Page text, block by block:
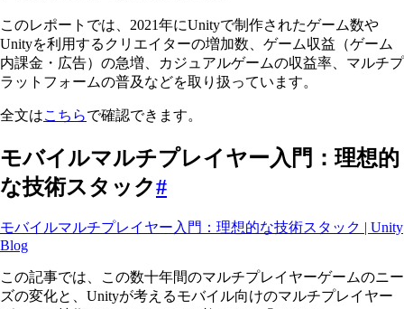
このレポートでは、2021年にUnityで制作されたゲーム数や
Unityを利用するクリエイターの増加数、ゲーム収益（ゲーム
内課金・広告）の急増、カジュアルゲームの収益率、マルチプ
ラットフォームの普及などを取り扱っています。
全文はこちらで確認できます。
モバイルマルチプレイヤー入門：理想的
な技術スタック#
モバイルマルチプレイヤー入門：理想的な技術スタック | Unity
Blog
この記事では、この数十年間のマルチプレイヤーゲームのニー
ズの変化と、Unityが考えるモバイル向けのマルチプレイヤー